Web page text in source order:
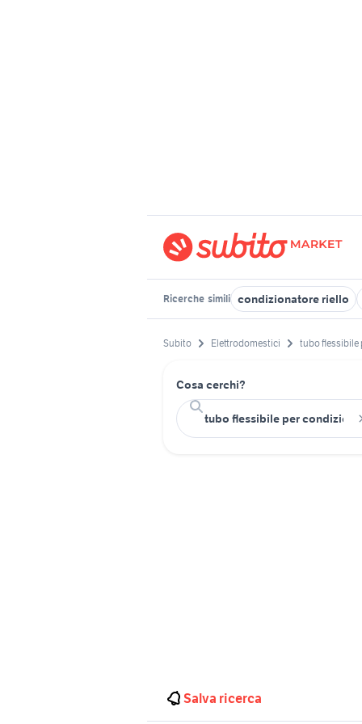
Ricerche simili condizionatore riello
Subito Elettrodomestici tubo flessibile
Cosa cerchi?
Salva ricerca